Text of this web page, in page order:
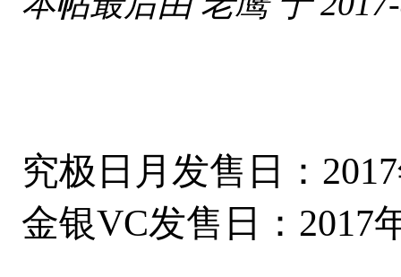
究极日月发售日：
金银VC发售日：2017